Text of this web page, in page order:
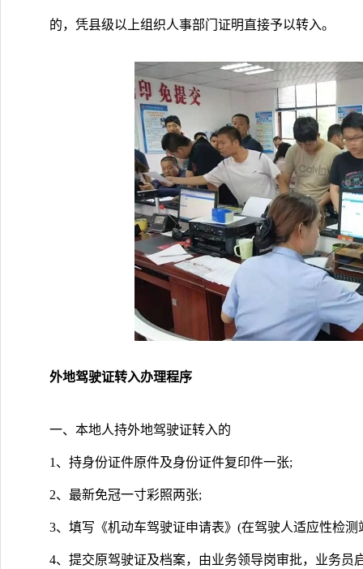
的，凭县级以上组织人事部门证明直接予以转入。
外地驾驶证转入办理程序
一、本地人持外地驾驶证转入的
1、持身份证件原件及身份证件复印件一张;
2、最新免冠一寸彩照两张;
3、填写《机动车驾驶证申请表》(在驾驶人适应性检测
4、提交原驾驶证及档案，由业务领导岗审批，业务员